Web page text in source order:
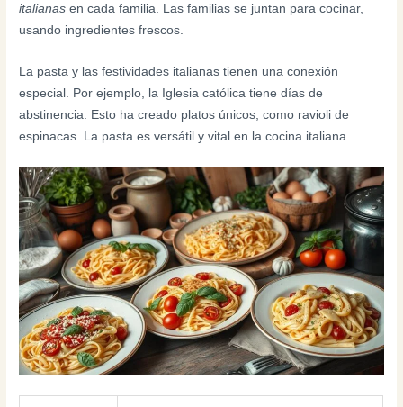
italianas en cada familia. Las familias se juntan para cocinar,
usando ingredientes frescos.
La pasta y las festividades italianas tienen una conexión
especial. Por ejemplo, la Iglesia católica tiene días de
abstinencia. Esto ha creado platos únicos, como ravioli de
espinacas. La pasta es versátil y vital en la cocina italiana.